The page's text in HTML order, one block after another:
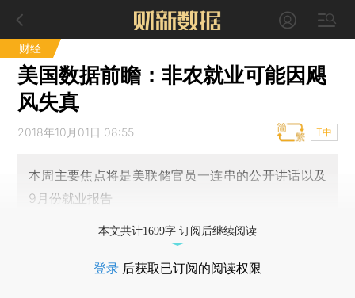
财经
美国数据前瞻：非农就业可能因飓
风失真
2018年10月01日 08:55 T中
本周主要焦点将是美联储官员一连串的公开讲话以及
9月份就业报告
本文共计1699字 订阅后继续阅读
登录 后获取已订阅的阅读权限